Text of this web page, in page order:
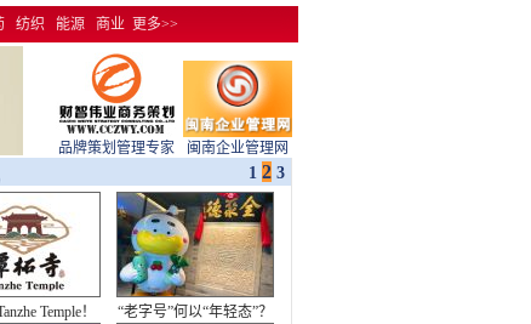
纺织 能源 商业 更多>>
品牌策划管理专家
闽南企业管理网
1 2 3
Temple！
“老字号”何以“年轻态”？